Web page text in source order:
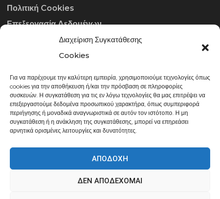
Διαχείριση Συγκατάθεσης
Cookies
Για να παρέχουμε την καλύτερη εμπειρία, χρησιμοποιούμε τεχνολογίες όπως
cookies για την αποθήκευση ή/και την πρόσβαση σε πληροφορίες
συσκευών. Η συγκατάθεση για τις εν λόγω τεχνολογίες θα μας επιτρέψει να
επεξεργαστούμε δεδομένα προσωπικού χαρακτήρα, όπως συμπεριφορά
περιήγησης ή μοναδικά αναγνωριστικά σε αυτόν τον ιστότοπο. Η μη
συγκατάθεση ή η ανάκληση της συγκατάθεσης, μπορεί να επηρεάσει
αρνητικά ορισμένες λειτουργίες και δυνατότητες.
ΑΠΟΔΟΧΉ
ΔΕΝ ΑΠΟΔΈΧΟΜΑΙ
Πολιτική Cookies
Επεξεργασία Δεδομένων
ΣΤΟΙΧΕΊΑ ΕΠΙΚΟΙΝΩΝΊΑΣ
info@gowithraw.gr
24310 35062
Δευ. - Παρ. 08:00 - 20:00
gowithraw.gr © 2020 | Powered by